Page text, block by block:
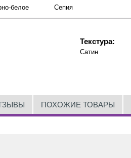
белое Сепия
Текстура:
Сатин
ПОХОЖИЕ ТОВАРЫ